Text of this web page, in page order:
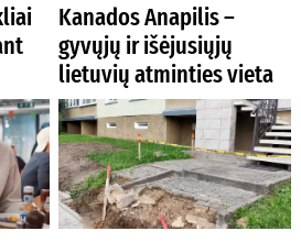
Kanados Anapilis –
gyvųjų ir išėjusiųjų
lietuvių atminties vieta